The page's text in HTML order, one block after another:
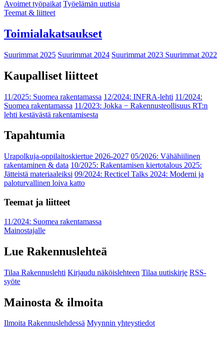
Avoimet työpaikat Työelämän uutisia
Teemat & liitteet
Toimialakatsaukset
Suurimmat 2025 Suurimmat 2024 Suurimmat 2023 Suurimmat 2022
Kaupalliset liitteet
11/2025: Suomea rakentamassa 12/2024: INFRA-lehti 11/2024:
Suomea rakentamassa 11/2023: Jokka − Rakennusteollisuus RT:n
lehti kestävästä rakentamisesta
Tapahtumia
Urapolkuja-oppilaitoskiertue 2026-2027 05/2026: Vähähiilinen
rakentaminen & data 10/2025: Rakentamisen kiertotalous 2025:
Jätteistä materiaaleiksi 09/2024: Recticel Talks 2024: Moderni ja
paloturvallinen loiva katto
Teemat ja liitteet
11/2024: Suomea rakentamassa
Mainostajalle
Lue Rakennuslehteä
Tilaa Rakennuslehti Kirjaudu näköislehteen Tilaa uutiskirje RSS-
syöte
Mainosta & ilmoita
Ilmoita Rakennuslehdessä Myynnin yhteystiedot